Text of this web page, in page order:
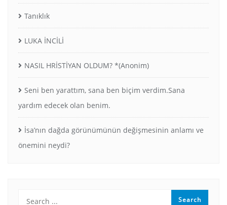
Tanıklık
LUKA İNCİLİ
NASIL HRİSTİYAN OLDUM? *(Anonim)
Seni ben yarattım, sana ben biçim verdim.Sana
yardım edecek olan benim.
İsa’nın dağda görünümünün değişmesinin anlamı ve
önemini neydi?